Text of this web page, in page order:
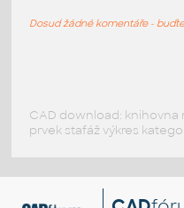
Dosud žádné komentáře -
CAD download:
prvek stafáž výkres